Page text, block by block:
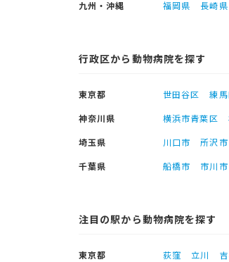
九州・沖縄
福岡県 長崎県
行政区から動物病院を探す
東京都 世田谷区 練
神奈川県
横浜市青葉区
埼玉県
川口市 所沢市
千葉県
船橋市 市川市
注目の駅から動物病院を探す
東京都 荻窪 立川